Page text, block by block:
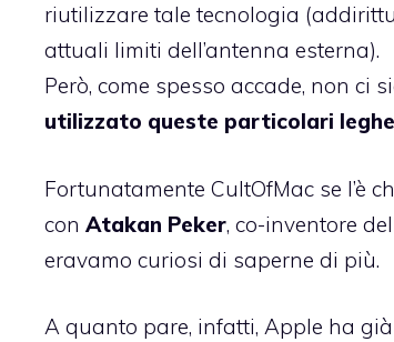
riutilizzare tale tecnologia
attuali limiti dell’antenna esterna).
Però, come spesso accade, non ci
utilizzato queste particolari
Fortunatamente CultOfMac se l’è
con Atakan Peker, co-inventore
eravamo curiosi di saperne di più.
A quanto pare, infatti, Apple ha